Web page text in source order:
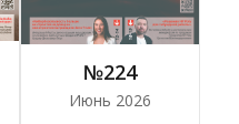
№224
Июнь 2026